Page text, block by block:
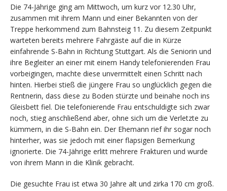
Die 74-Jährige ging am Mittwoch, um kurz vor 12.30 Uhr,
zusammen mit ihrem Mann und einer Bekannten von der
Treppe herkommend zum Bahnsteig 11. Zu diesem Zeitpunkt
warteten bereits mehrere Fahrgäste auf die in Kürze
einfahrende S-Bahn in Richtung Stuttgart. Als die Seniorin und
ihre Begleiter an einer mit einem Handy telefonierenden Frau
vorbeigingen, machte diese unvermittelt einen Schritt nach
hinten. Hierbei stieß die jüngere Frau so unglücklich gegen die
Rentnerin, dass diese zu Boden stürzte und beinahe noch ins
Gleisbett fiel. Die telefonierende Frau entschuldigte sich zwar
noch, stieg anschließend aber, ohne sich um die Verletzte zu
kümmern, in die S-Bahn ein. Der Ehemann rief ihr sogar noch
hinterher, was sie jedoch mit einer flapsigen Bemerkung
ignorierte. Die 74-Jährige erlitt mehrere Frakturen und wurde
von ihrem Mann in die Klinik gebracht.
Die gesuchte Frau ist etwa 30 Jahre alt und zirka 170 cm groß.